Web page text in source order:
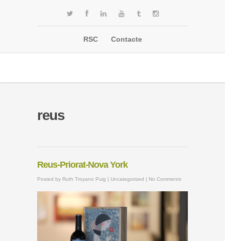
RSC Contacte
reus
Reus-Priorat-Nova York
Posted by Ruth Troyano Puig | Uncategorized | No Comments